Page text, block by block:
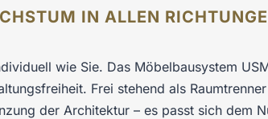
IN ALLEN
wie Sie. Das Möbelbausystem
Frei stehend als
der Architektur – es passt sich dem